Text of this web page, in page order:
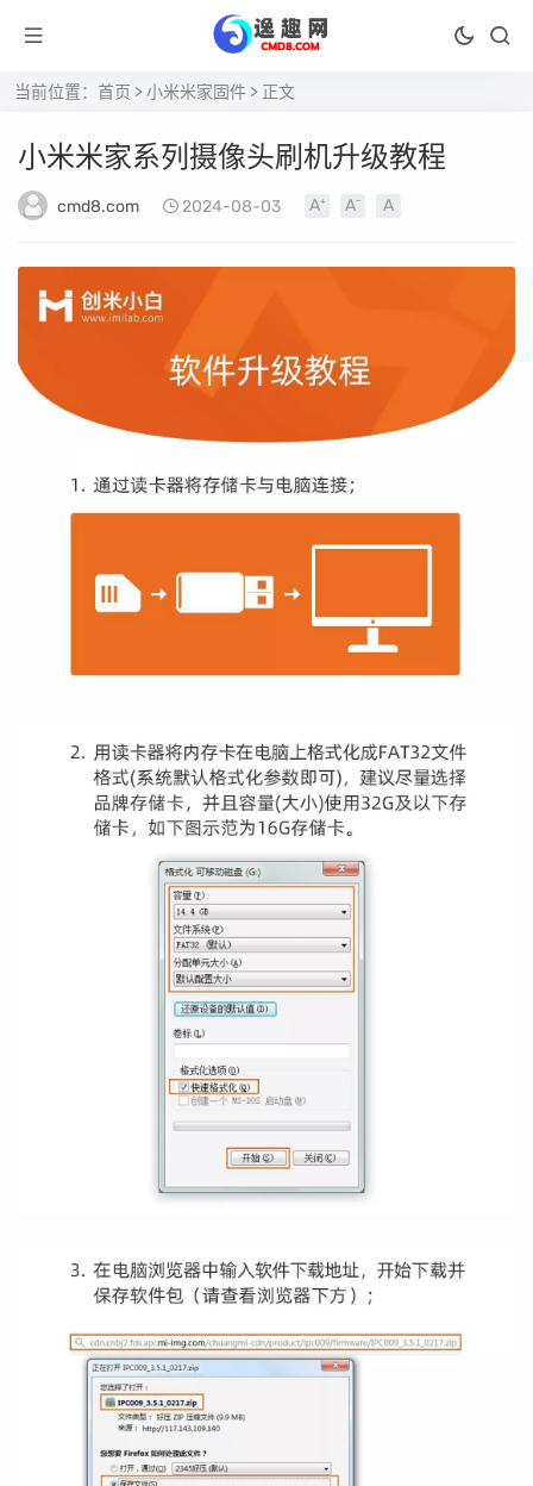
当前位置： 首页 > 小米米家固件 > 正文
小米米家系列摄像头刷机升级教程
cmd8.com 2024-08-03